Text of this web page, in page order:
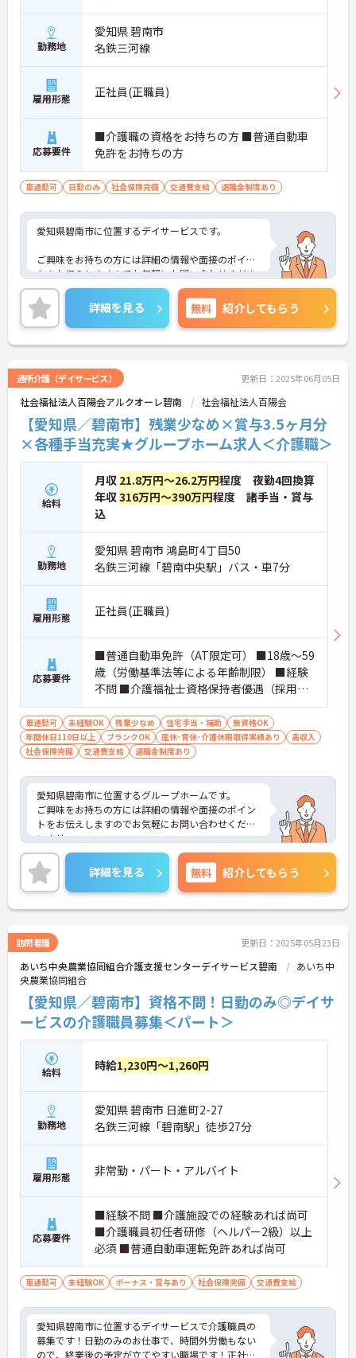
勤務地
愛知県 碧南市
名鉄三河線
雇用形態 正社員(正職員)
応募要件
■介護職の資格をお持ちの方 ■普通自動車
免許をお持ちの方
車通勤可 日勤のみ 社会保険完備 交通費支給 退職金制度あり
愛知県碧南市に位置するデイサービスです。
ご興味をお持ちの方には詳細の情報や面接のポイン
トをお伝えしますのでお気軽にお問い合わせくださ
いませ。
詳細を見る 無料 紹介してもらう
通所介護（デイサービス） 更新日：2025年06月05日
社会福祉法人百陽会アルクオーレ碧南 社会福祉法人百陽会
【愛知県／碧南市】残業少なめ×賞与3.5ヶ月分
×各種手当充実★グループホーム求人＜介護職＞
給料
月収 21.8万円～26.2万円程度 夜勤4回換算
年収316万円～390万円程度 諸手当・賞与
込
勤務地
愛知県 碧南市 鴻島町4丁目50
名鉄三河線「碧南中央駅」バス・車7分
雇用形態 正社員(正職員)
応募要件
■普通自動車免許（AT限定可） ■18歳～59
歳（労働基準法等による年齢制限） ■経験
不問 ■介護福祉士資格保持者優遇（採用
面・賃金面）
車通勤可 未経験OK 残業少なめ 住宅手当・補助
無資格OK
年間休日110日以上
ブランクOK 産休･育休･介護休暇取得実績あり
高収入
社会保険完備
交通費支給 退職金制度あり
愛知県碧南市に位置するグループホームです。
ご興味をお持ちの方には詳細の情報や面接のポイン
トをお伝えしますのでお気軽にお問い合わせくださ
いませ。
詳細を見る 無料 紹介してもらう
訪問看護 更新日：2025年05月23日
あいち中央農業協同組合介護支援センターデイサービス碧南
あいち中
央農業協同組合
【愛知県／碧南市】資格不問！日勤のみ◎デイサ
ービスの介護職員募集＜パート＞
給料 時給1,230円～1,260円
勤務地
愛知県 碧南市 日進町2-27
名鉄三河線「碧南駅」徒歩27分
雇用形態 非常勤・パート・アルバイト
応募要件
■経験不問 ■介護施設での経験あれば尚可
■介護職員初任者研修（ヘルパー2級）以上
必須 ■普通自動車運転免許あれば尚可
車通勤可 未経験OK ボーナス・賞与あり 社会保険完備 交通費支給
愛知県碧南市に位置するデイサービスで介護職員の
募集です！日勤のみのお仕事で、時間外労働もない
ので、終業後の予定が立てやすい職場です！正社員